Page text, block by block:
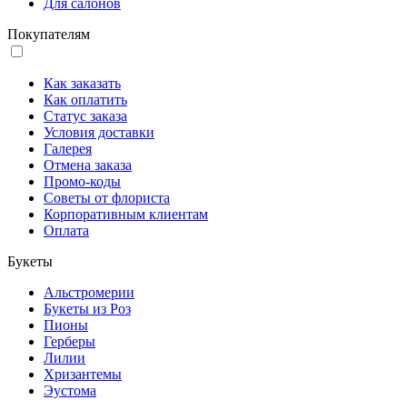
Для салонов
Покупателям
Как заказать
Как оплатить
Статус заказа
Условия доставки
Галерея
Отмена заказа
Промо-коды
Советы от флориста
Корпоративным клиентам
Оплата
Букеты
Альстромерии
Букеты из Роз
Пионы
Герберы
Лилии
Хризантемы
Эустома